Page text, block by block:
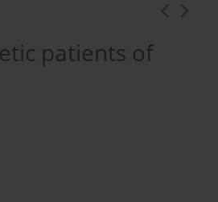
patients of